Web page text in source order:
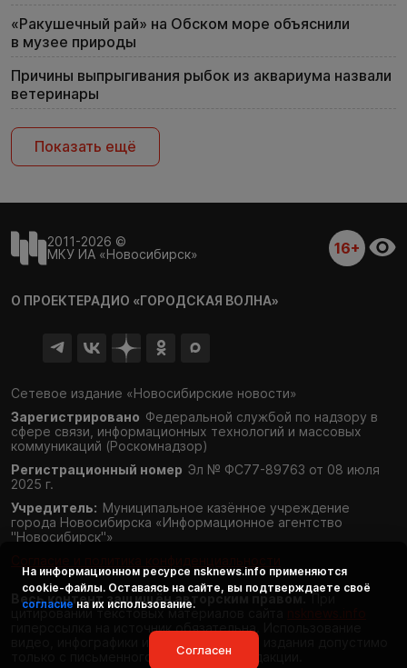
«Ракушечный рай» на Обском море объяснили
в музее природы
Причины выпрыгивания рыбок из аквариума назвали
ветеринары
Показать ещё
2011-2026 ©
МКУ ИА «Новосибирск»
16+
О ПРОЕКТЕРАДИО «ГОРОДСКАЯ ВОЛНА»
Сетевое издание «Новосибирские новости»
Зарегистрировано Федеральной службой по надзору в
сфере связи, информационных технологий и массовых
коммуникаций (Роскомнадзор)
Регистрационный номер Эл № ФС77-89763 от 08 июля
2025 г.
Учредитель: Муниципальное казённое учреждение
города Новосибирска «Информационное агентство
"Новосибирск"»
Весь контент защищён авторским правом. При
цитировании текстовых материалов сайта
гиперссылка на источник обязательна. Использование
видео, инфографики и фотоматериалов издания допустимо
только с письменного разрешения редакции.
На информационном ресурсе nsknews.info применяются
cookie-файлы. Оставаясь на сайте, вы подтверждаете своё
согласие на их использование.
Согласен